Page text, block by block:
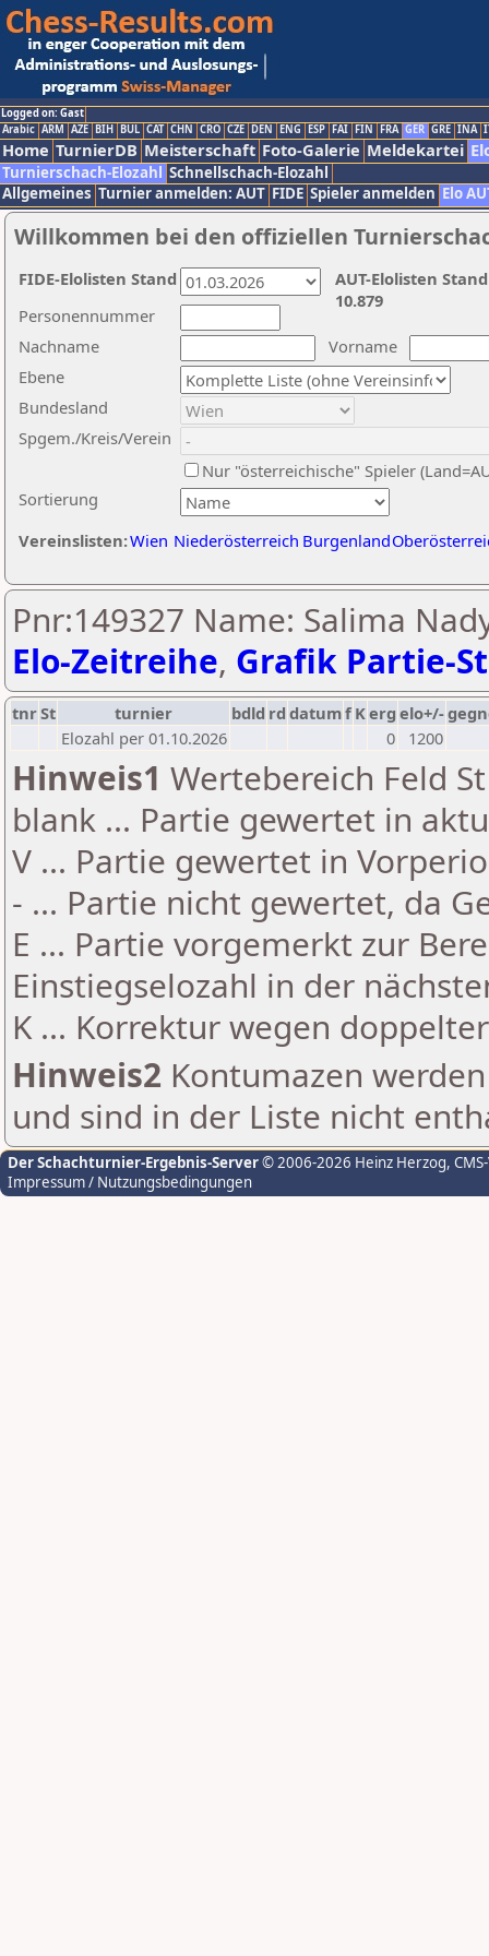
Logged on: Gast
Arabic ARM AZE BIH BUL CAT CHN CRO CZE DEN ENG ESP FAI FIN FRA GER GRE INA
Home TurnierDB Meisterschaft Foto-Galerie Meldekartei
Turnierschach-Elozahl Schnellschach-Elozahl
Allgemeines Turnier anmelden: AUT FIDE Spieler anmelden Elo
Willkommen bei den offiziellen
Nachname
Vorname
Ebene
Sortierung
Personennummer
Bundesland
Spgem./Kreis/Verein
Nur "österreichische" Spieler
Vereinslisten:Wien Niederösterreich Burgenland
AUT-Elolisten
10.879
FIDE-Elolisten Stand
Pnr:149327 Name: Salima
Elo-Zeitreihe, Grafik Partie-
tnrSt turnier bdld rd datumf Kerg elo+/-
Elozahl per 01.10.2026
0 1200
Hinweis1 Wertebereich Feld
blank ... Partie gewertet in
V ... Partie gewertet in
- ... Partie nicht gewertet, da
E ... Partie vorgemerkt zur
Einstiegselozahl in der
K ... Korrektur wegen
Hinweis2 Kontumazen
und sind in der Liste nicht
Der Schachturnier-Ergebnis-Server© 2006-2026 Heinz Herzog,
Impressum / Nutzungsbedingungen